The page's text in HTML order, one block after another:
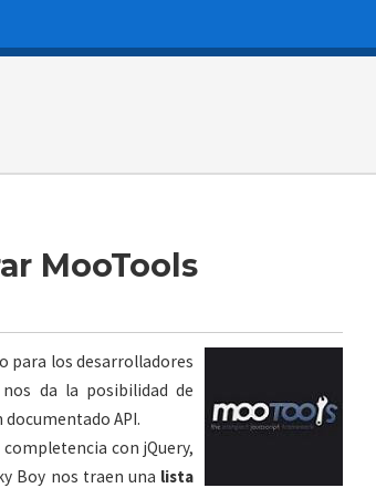
MooTools
para los desarrolladores
da la posibilidad de
API.
con jQuery,
Boy nos traen una lista